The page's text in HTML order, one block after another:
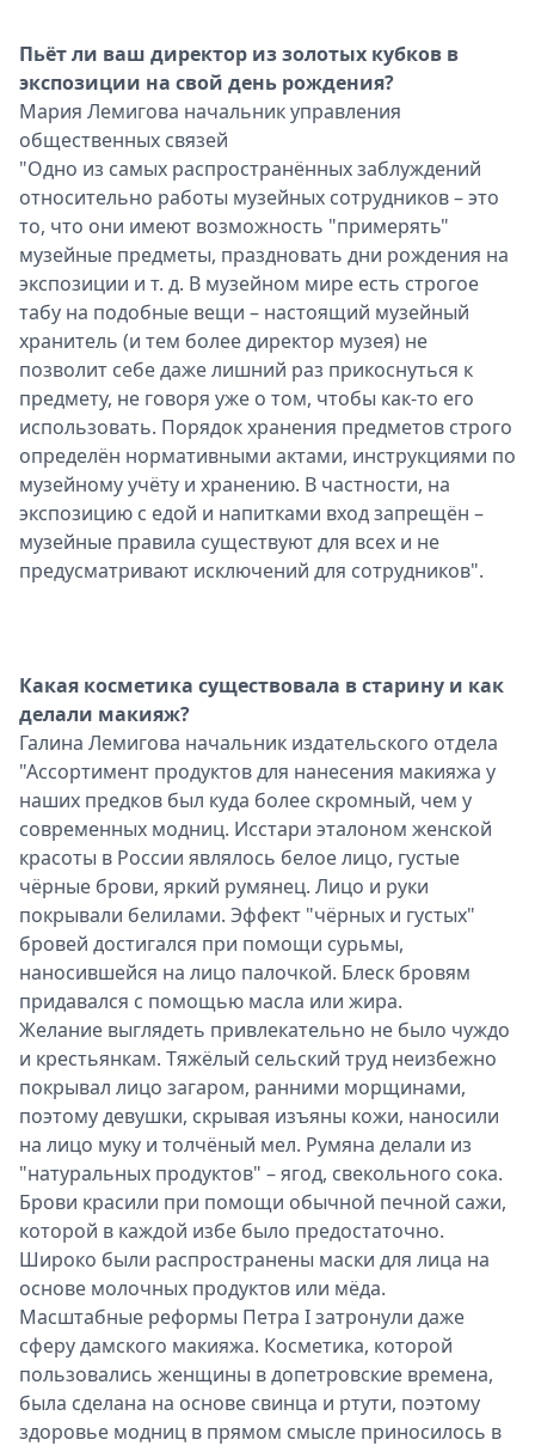
Пьёт ли ваш директор из золотых кубков в
экспозиции на свой день рождения?
Мария Лемигова начальник управления
общественных связей
"Одно из самых распространённых заблуждений
относительно работы музейных сотрудников – это
то, что они имеют возможность "примерять"
музейные предметы, праздновать дни рождения на
экспозиции и т. д. В музейном мире есть строгое
табу на подобные вещи – настоящий музейный
хранитель (и тем более директор музея) не
позволит себе даже лишний раз прикоснуться к
предмету, не говоря уже о том, чтобы как-то его
использовать. Порядок хранения предметов строго
определён нормативными актами, инструкциями по
музейному учёту и хранению. В частности, на
экспозицию с едой и напитками вход запрещён –
музейные правила существуют для всех и не
предусматривают исключений для сотрудников".
Какая косметика существовала в старину и как
делали макияж?
Галина Лемигова начальник издательского отдела
"Ассортимент продуктов для нанесения макияжа у
наших предков был куда более скромный, чем у
современных модниц. Исстари эталоном женской
красоты в России являлось белое лицо, густые
чёрные брови, яркий румянец. Лицо и руки
покрывали белилами. Эффект "чёрных и густых"
бровей достигался при помощи сурьмы,
наносившейся на лицо палочкой. Блеск бровям
придавался с помощью масла или жира.
Желание выглядеть привлекательно не было чуждо
и крестьянкам. Тяжёлый сельский труд неизбежно
покрывал лицо загаром, ранними морщинами,
поэтому девушки, скрывая изъяны кожи, наносили
на лицо муку и толчёный мел. Румяна делали из
"натуральных продуктов" – ягод, свекольного сока.
Брови красили при помощи обычной печной сажи,
которой в каждой избе было предостаточно.
Широко были распространены маски для лица на
основе молочных продуктов или мёда.
Масштабные реформы Петра I затронули даже
сферу дамского макияжа. Косметика, которой
пользовались женщины в допетровские времена,
была сделана на основе свинца и ртути, поэтому
здоровье модниц в прямом смысле приносилось в